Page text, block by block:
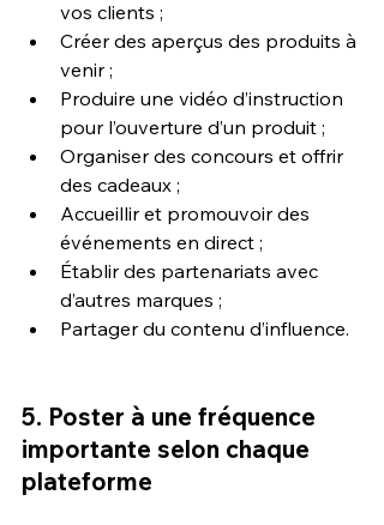
vos clients ;
Créer des aperçus des produits à
venir ;
Produire une vidéo d’instruction
pour l’ouverture d’un produit ;
Organiser des concours et offrir
des cadeaux ;
Accueillir et promouvoir des
événements en direct ;
Établir des partenariats avec
d’autres marques ;
Partager du contenu d’influence.
5. Poster à une fréquence
importante selon chaque
plateforme